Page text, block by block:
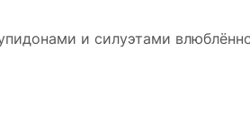
и силуэтами